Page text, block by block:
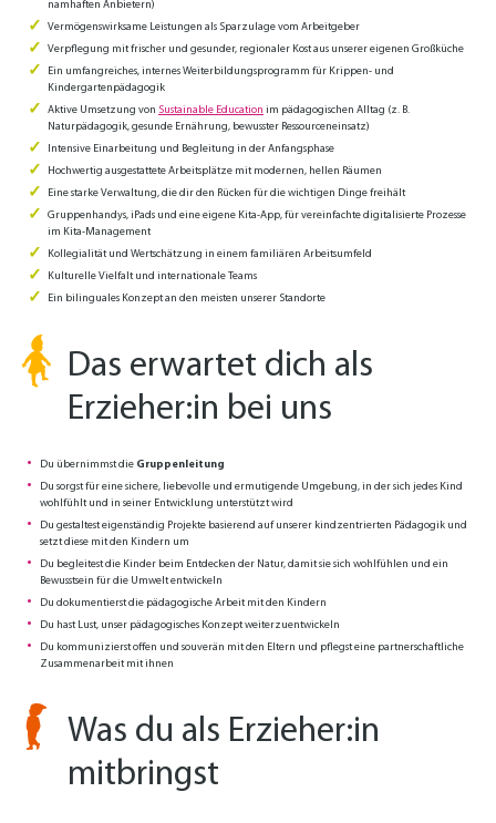
namhaften Anbietern)
Vermögenswirksame Leistungen als Sparzulage vom Arbeitgeber
Verpflegung mit frischer und gesunder, regionaler Kost aus unserer eigenen Großküche
Ein umfangreiches, internes Weiterbildungsprogramm für Krippen- und
Kindergartenpädagogik
Aktive Umsetzung von Sustainable Education im pädagogischen Alltag (z. B.
Naturpädagogik, gesunde Ernährung, bewusster Ressourceneinsatz)
Intensive Einarbeitung und Begleitung in der Anfangsphase
Hochwertig ausgestattete Arbeitsplätze mit modernen, hellen Räumen
Eine starke Verwaltung, die dir den Rücken für die wichtigen Dinge freihält
Gruppenhandys, iPads und eine eigene Kita-App, für vereinfachte digitalisierte Prozesse
im Kita-Management
Kollegialität und Wertschätzung in einem familiären Arbeitsumfeld
Kulturelle Vielfalt und internationale Teams
Ein bilinguales Konzept an den meisten unserer Standorte
Das erwartet dich als
Erzieher:in bei uns
Du übernimmst die Gruppenleitung
Du sorgst für eine sichere, liebevolle und ermutigende Umgebung, in der sich jedes Kind
wohlfühlt und in seiner Entwicklung unterstützt wird
Du gestaltest eigenständig Projekte basierend auf unserer kindzentrierten Pädagogik und
setzt diese mit den Kindern um
Du begleitest die Kinder beim Entdecken der Natur, damit sie sich wohlfühlen und ein
Bewusstsein für die Umwelt entwickeln
Du dokumentierst die pädagogische Arbeit mit den Kindern
Du hast Lust, unser pädagogisches Konzept weiterzuentwickeln
Du kommunizierst offen und souverän mit den Eltern und pflegst eine partnerschaftliche
Zusammenarbeit mit ihnen
Was du als Erzieher:in
mitbringst